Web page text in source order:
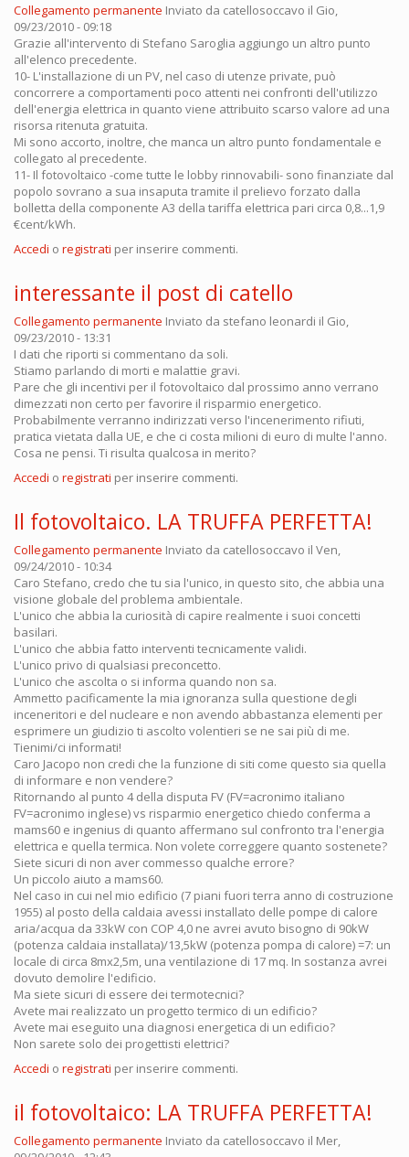
Collegamento permanente Inviato da catellosoccavo il Gio,
09/23/2010 - 09:18
Grazie all'intervento di Stefano Saroglia aggiungo un altro punto
all'elenco precedente.
10- L'installazione di un PV, nel caso di utenze private, può
concorrere a comportamenti poco attenti nei confronti dell'utilizzo
dell'energia elettrica in quanto viene attribuito scarso valore ad una
risorsa ritenuta gratuita.
Mi sono accorto, inoltre, che manca un altro punto fondamentale e
collegato al precedente.
11- Il fotovoltaico -come tutte le lobby rinnovabili- sono finanziate dal
popolo sovrano a sua insaputa tramite il prelievo forzato dalla
bolletta della componente A3 della tariffa elettrica pari circa 0,8...1,9
€cent/kWh.
Accedi o registrati per inserire commenti.
interessante il post di catello
Collegamento permanente Inviato da stefano leonardi il Gio,
09/23/2010 - 13:31
I dati che riporti si commentano da soli.
Stiamo parlando di morti e malattie gravi.
Pare che gli incentivi per il fotovoltaico dal prossimo anno verrano
dimezzati non certo per favorire il risparmio energetico.
Probabilmente verranno indirizzati verso l'incenerimento rifiuti,
pratica vietata dalla UE, e che ci costa milioni di euro di multe l'anno.
Cosa ne pensi. Ti risulta qualcosa in merito?
Accedi o registrati per inserire commenti.
Il fotovoltaico. LA TRUFFA PERFETTA!
Collegamento permanente Inviato da catellosoccavo il Ven,
09/24/2010 - 10:34
Caro Stefano, credo che tu sia l'unico, in questo sito, che abbia una
visione globale del problema ambientale.
L'unico che abbia la curiosità di capire realmente i suoi concetti
basilari.
L'unico che abbia fatto interventi tecnicamente validi.
L'unico privo di qualsiasi preconcetto.
L'unico che ascolta o si informa quando non sa.
Ammetto pacificamente la mia ignoranza sulla questione degli
inceneritori e del nucleare e non avendo abbastanza elementi per
esprimere un giudizio ti ascolto volentieri se ne sai più di me.
Tienimi/ci informati!
Caro Jacopo non credi che la funzione di siti come questo sia quella
di informare e non vendere?
Ritornando al punto 4 della disputa FV (FV=acronimo italiano
FV=acronimo inglese) vs risparmio energetico chiedo conferma a
mams60 e ingenius di quanto affermano sul confronto tra l'energia
elettrica e quella termica. Non volete correggere quanto sostenete?
Siete sicuri di non aver commesso qualche errore?
Un piccolo aiuto a mams60.
Nel caso in cui nel mio edificio (7 piani fuori terra anno di costruzione
1955) al posto della caldaia avessi installato delle pompe di calore
aria/acqua da 33kW con COP 4,0 ne avrei avuto bisogno di 90kW
(potenza caldaia installata)/13,5kW (potenza pompa di calore) =7: un
locale di circa 8mx2,5m, una ventilazione di 17 mq. In sostanza avrei
dovuto demolire l'edificio.
Ma siete sicuri di essere dei termotecnici?
Avete mai realizzato un progetto termico di un edificio?
Avete mai eseguito una diagnosi energetica di un edificio?
Non sarete solo dei progettisti elettrici?
Accedi o registrati per inserire commenti.
il fotovoltaico: LA TRUFFA PERFETTA!
Collegamento permanente Inviato da catellosoccavo il Mer,